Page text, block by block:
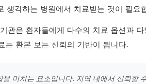
생각하는 병원에서 치료받는 것이 필요
관은 환자들에게 다수의 치료 옵션과
는 환본 보는 신뢰의 기반이 됩니다.
미치는 요소입니다. 지역 내에서 신뢰할